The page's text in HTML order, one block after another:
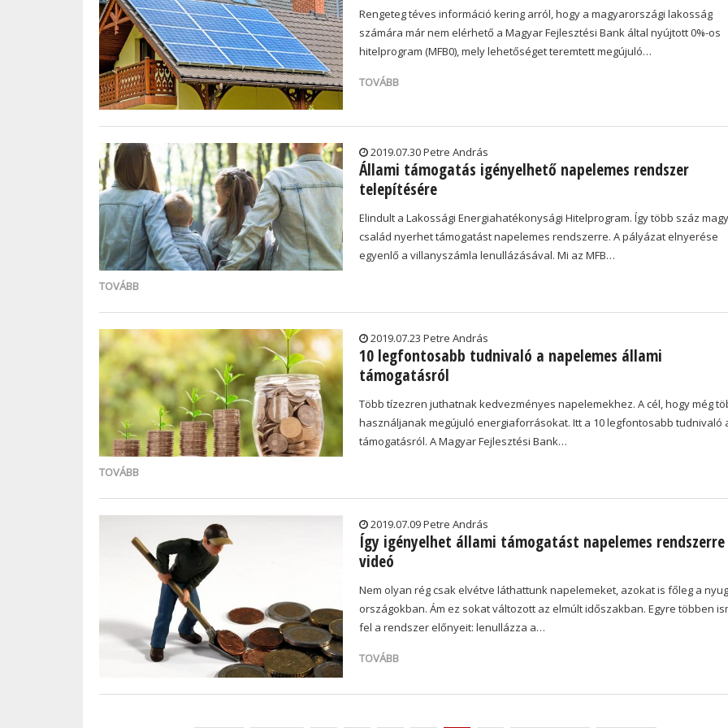
Rengeteg téves információ kering arról, hogy a magyarországi lakosság
számára már nem elérhető a Magyar Fejlesztési Bank által nyújtott 0%-os
hitelprogram (MFB0), mely lehetőséget teremtett megújuló…
TOVÁBB
2019.07.30 Petre András
Állami támogatás igényelhető napelemes rendszer
telepítésére
Elindult a Lakossági Energiahatékonysági Hitelprogram. Így több száz
család nyerhet támogatást napelemes rendszerre. A pályázat elnyerése
egyenlő a villanyszámla lenullázásával. Mi az MFB…
TOVÁBB
2019.07.23 Petre András
10 legfontosabb tudnivaló a napelemes állami
támogatásról
Több tízezren juthatnak kedvezményes napelemekhez. A cél, hogy még
használjanak megújuló energiaforrásokat. Itt a 10 legfontosabb tudnivaló
támogatásról. A Magyar Fejlesztési Bank…
TOVÁBB
2019.07.09 Petre András
Így igényelhet állami támogatást napelemes
videó
Nem olyan rég csak elvétve láthattunk napelemeket, azokat is főleg a
országokban. Ám ez sokat változott az elmúlt időszakban. Egyre többen
fel a rendszer előnyeit: lenullázza a…
TOVÁBB